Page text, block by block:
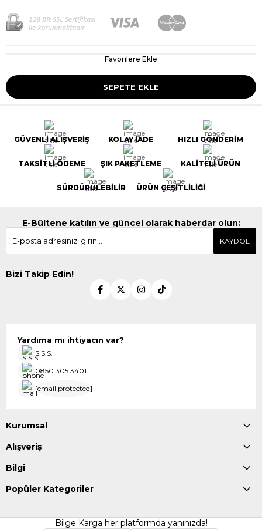
Favorilere Ekle
GÜVENLİ ALIŞVERİŞ KOLAY İADE HIZLI GÖNDERİM
TAKSİTLİ ÖDEME ŞIK PAKETLEME KALİTELİ ÜRÜN
SÜRDÜRÜLEBİLİR ÜRÜN ÇEŞİTLİLİĞİ
E-Bültene katılın ve güncel olarak haberdar olun:
KAYDOL
Bizi Takip Edin!
Yardıma mı ihtiyacın var?
S.S.S.
0850 305 3401
[email protected]
Kurumsal
Alışveriş
Bilgi
Popüler Kategoriler
Bilge Karga her platformda yanınızda!